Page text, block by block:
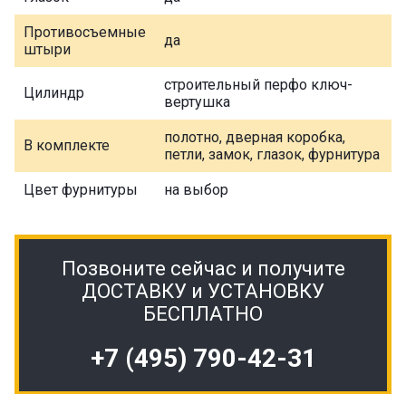
Противосъемные
штыри
да
Цилиндр
строительный перфо ключ-
вертушка
В комплекте
полотно, дверная коробка,
петли, замок, глазок, фурнитура
Цвет фурнитуры на выбор
Позвоните сейчас и получите
ДОСТАВКУ и УСТАНОВКУ
БЕСПЛАТНО
+7 (495) 790-42-31